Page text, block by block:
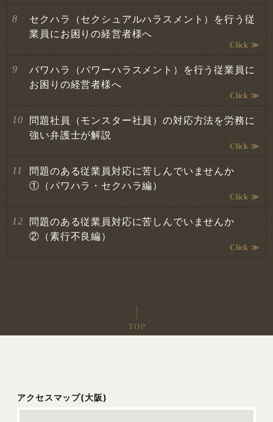
セクハラ（セクシュアルハラスメント）を行う従
業員にお困りの経営者様へ
パワハラ（パワーハラスメント）を行う従業員に
お困りの経営者様へ
問題社員（モンスター社員）の対応方法を労務に
強い弁護士が解説
問題のある従業員対応に苦しんでいませんか
①（パワハラ・セクハラ編）
問題のある従業員対応に苦しんでいませんか
②（素行不良編）
アクセスマップ(大阪)